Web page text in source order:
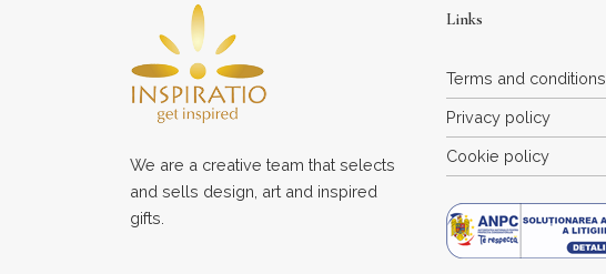
We are a creative team that selects
and sells design, art and inspired
gifts.
Links
Terms and conditions
Privacy policy
Cookie policy